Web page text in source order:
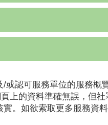
或認可服務單位的服務
上的資料準確無誤，但
。如欲索取更多服務資